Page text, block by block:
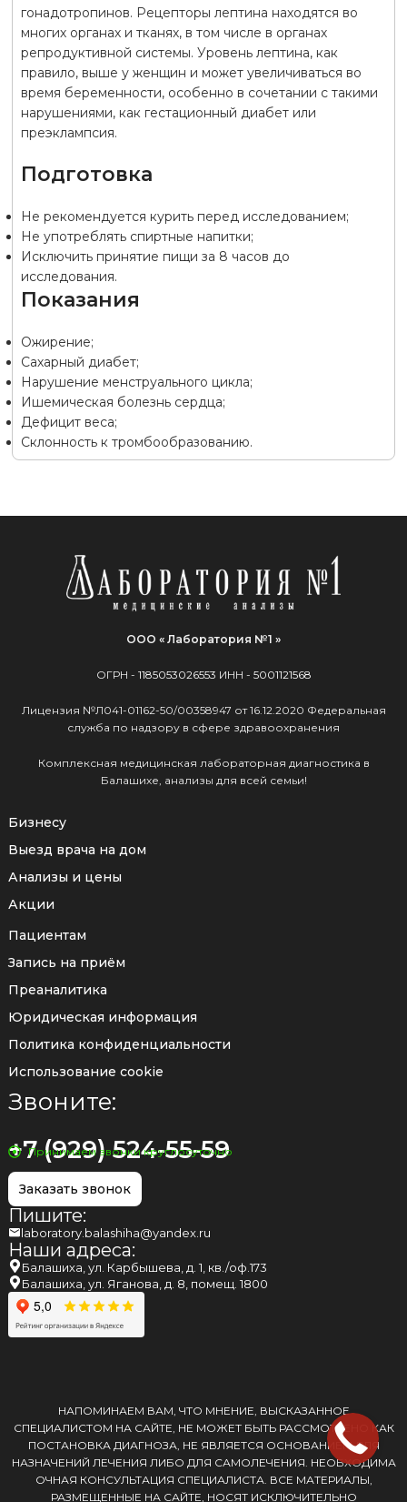
гонадотропинов. Рецепторы лептина находятся во
многих органах и тканях, в том числе в органах
репродуктивной системы. Уровень лептина, как
правило, выше у женщин и может увеличиваться во
время беременности, особенно в сочетании с такими
нарушениями, как гестационный диабет или
преэклампсия.
Подготовка
Не рекомендуется курить перед исследованием;
Не употреблять спиртные напитки;
Исключить принятие пищи за 8 часов до
исследования.
Показания
Ожирение;
Сахарный диабет;
Нарушение менструального цикла;
Ишемическая болезнь сердца;
Дефицит веса;
Склонность к тромбообразованию.
ООО « Лаборатория №1 »
ОГРН - 1185053026553 ИНН - 5001121568
Лицензия №Л041-01162-50/00358947 от 16.12.2020 Федеральная
служба по надзору в сфере здравоохранения
Комплексная медицинская лабораторная диагностика в
Балашихе, анализы для всей семьи!
Бизнесу
Выезд врача на дом
Анализы и цены
Акции
Пациентам
Запись на приём
Преаналитика
Юридическая информация
Политика конфиденциальности
Использование cookie
Звоните:
+7 (929) 524-55-59
Принимаем звонки круглосуточно
Заказать звонок
Пишите:
laboratory.balashiha@yandex.ru
Наши адреса:
Балашиха, ул. Карбышева, д. 1, кв./оф.173
Балашиха, ул. Яганова, д. 8, помещ. 1800
НАПОМИНАЕМ ВАМ, ЧТО МНЕНИЕ, ВЫСКАЗАННОЕ
СПЕЦИАЛИСТОМ НА САЙТЕ, НЕ МОЖЕТ БЫТЬ РАССМОТРЕНО КАК
ПОСТАНОВКА ДИАГНОЗА, НЕ ЯВЛЯЕТСЯ ОСНОВАНИЕМ ДЛЯ
НАЗНАЧЕНИЙ ЛЕЧЕНИЯ ЛИБО ДЛЯ САМОЛЕЧЕНИЯ. НЕОБХОДИМА
ОЧНАЯ КОНСУЛЬТАЦИЯ СПЕЦИАЛИСТА. ВСЕ МАТЕРИАЛЫ,
РАЗМЕЩЕННЫЕ НА САЙТЕ, НОСЯТ ИСКЛЮЧИТЕЛЬНО